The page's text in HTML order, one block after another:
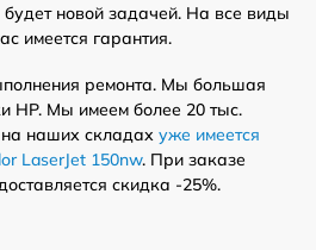
новой задачей. На все виды
имеется гарантия.
ремонта. Мы большая
HP. Мы имеем более 20 тыс.
наших складах уже имеется
LaserJet 150nw. При заказе
скидка -25%.